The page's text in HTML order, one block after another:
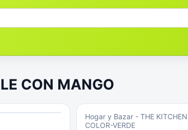
CON MANGO
Hogar y Bazar- THE KITCHEN
COLOR-VERDE